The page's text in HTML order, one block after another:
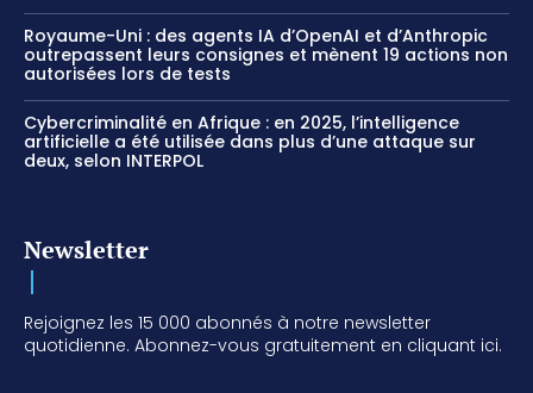
Royaume-Uni : des agents IA d’OpenAI et d’Anthropic
outrepassent leurs consignes et mènent 19 actions non
autorisées lors de tests
Cybercriminalité en Afrique : en 2025, l’intelligence
artificielle a été utilisée dans plus d’une attaque sur
deux, selon INTERPOL
Newsletter
Rejoignez les 15 000 abonnés à notre newsletter
quotidienne. Abonnez-vous gratuitement en cliquant ici.